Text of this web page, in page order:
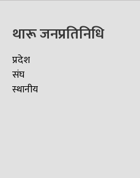
थारू जनप्रतिनिधि
प्रदेश
संघ
स्थानीय